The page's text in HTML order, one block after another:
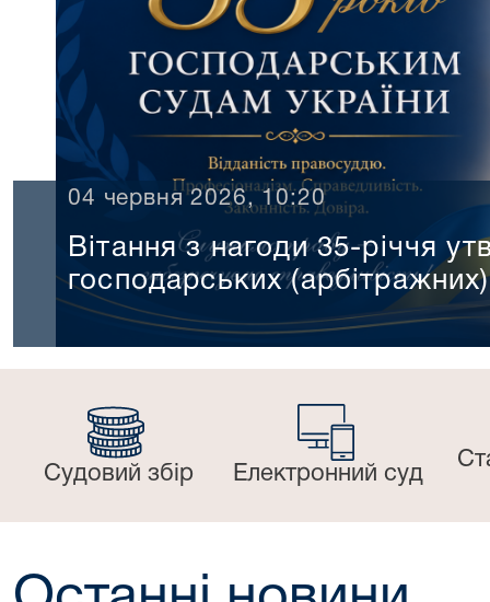
35-річчя утворення
(арбітражних) судів України
Судовий збір Електронний суд